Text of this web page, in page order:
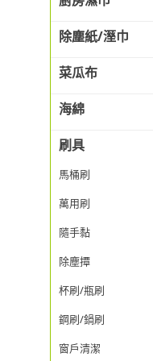
除塵紙/溼巾
菜瓜布
海綿
刷具
馬桶刷
萬用刷
隨手黏
除塵撢
杯刷/瓶刷
鋼刷/鍋刷
窗戶清潔